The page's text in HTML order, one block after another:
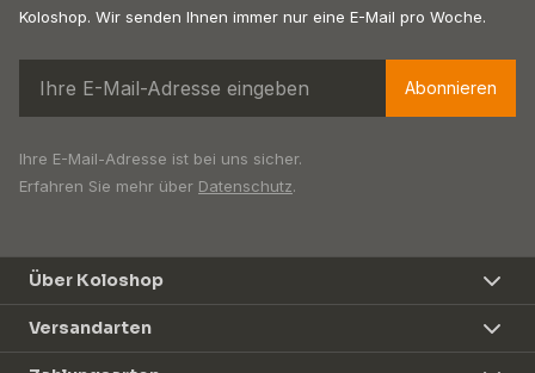
Koloshop. Wir senden Ihnen immer nur eine E-Mail pro Woche.
Abonnieren
Ihre E-Mail-Adresse ist bei uns sicher.
Erfahren Sie mehr über Datenschutz.
Über Koloshop
Versandarten